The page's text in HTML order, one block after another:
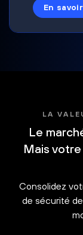
En
LA
Le
Mais votre
Consolidez
de sécurité